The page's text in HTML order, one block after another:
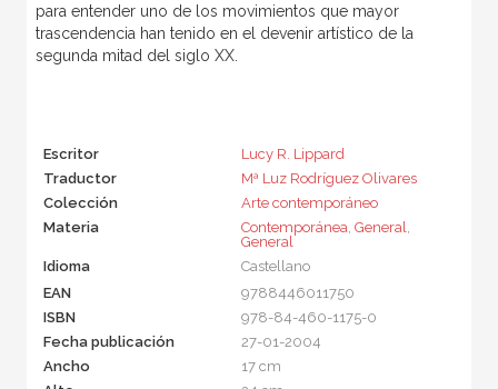
para entender uno de los movimientos que mayor
trascendencia han tenido en el devenir artístico de la
segunda mitad del siglo XX.
Escritor
Lucy R. Lippard
Traductor
Mª Luz Rodríguez Olivares
Colección
Arte contemporáneo
Materia
Contemporánea General
General
Idioma
Castellano
EAN
9788446011750
ISBN
978-84-460-1175-0
Fecha publicación
27-01-2004
Ancho
17 cm